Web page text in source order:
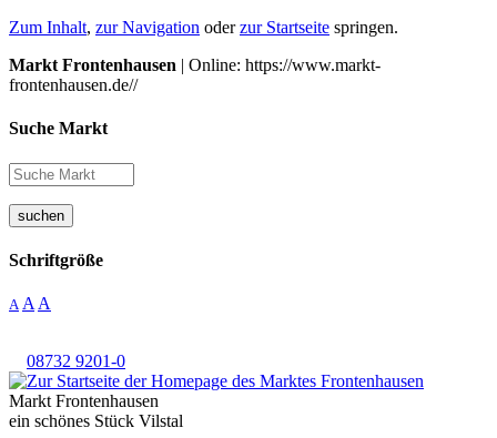
Zum Inhalt, zur Navigation oderzur Startseite springen.
Markt Frontenhausen | Online: https://www.markt-
frontenhausen.de//
Suche Markt
suchen
Schriftgröße
A A A
08732 9201-0
Markt Frontenhausen
ein schönes Stück Vilstal